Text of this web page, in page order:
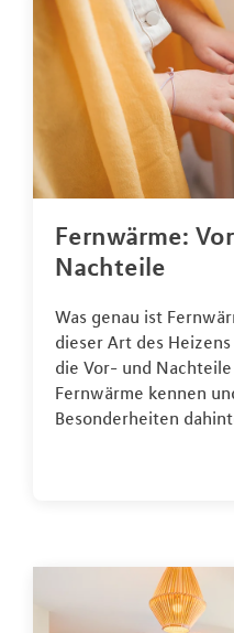
Fernwärme:
Nachteile
Was genau ist
dieser Art des
die Vor- und
Fernwärme kennen
Besonderheiten